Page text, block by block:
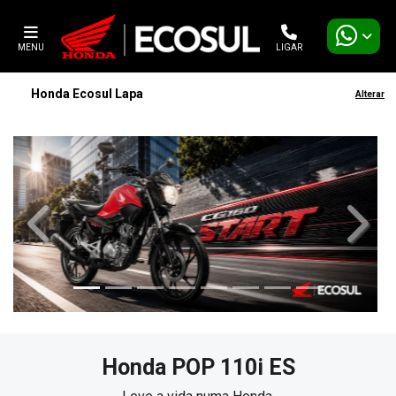
MENU LIGAR
Honda Ecosul Lapa Alterar
templates.template-
HondaPOP 110i ES